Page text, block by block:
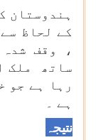
ہندوستان
کے لحاظ
، وقف
ساتھ ملک
رہا ہے جو
ہے ۔
نتیجہ